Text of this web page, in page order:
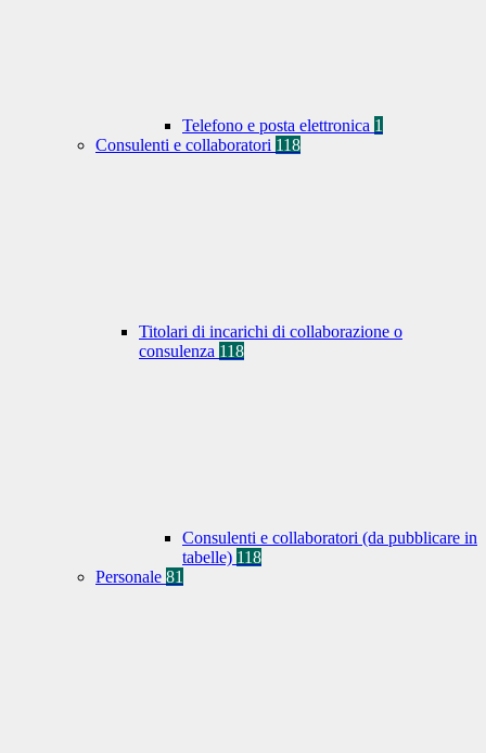
Telefono e posta elettronica 1
Consulenti e collaboratori 118
Titolari di incarichi di collaborazione o
consulenza 118
Consulenti e collaboratori (da pubblicare in
tabelle) 118
Personale 81